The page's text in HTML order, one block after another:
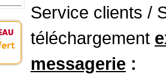
Service clients /
téléchargement
messagerie :